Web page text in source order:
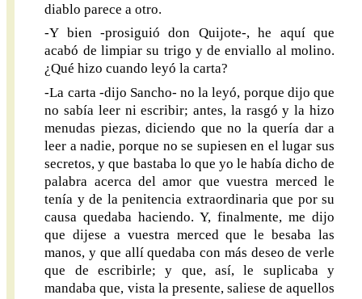
diablo parece a otro.
-Y bien -prosiguió don Quijote-, he aquí que
acabó de limpiar su trigo y de enviallo al molino.
¿Qué hizo cuando leyó la carta?
-La carta -dijo Sancho- no la leyó, porque dijo que
no sabía leer ni escribir; antes, la rasgó y la hizo
menudas piezas, diciendo que no la quería dar a
leer a nadie, porque no se supiesen en el lugar sus
secretos, y que bastaba lo que yo le había dicho de
palabra acerca del amor que vuestra merced le
tenía y de la penitencia extraordinaria que por su
causa quedaba haciendo. Y, finalmente, me dijo
que dijese a vuestra merced que le besaba las
manos, y que allí quedaba con más deseo de verle
que de escribirle; y que, así, le suplicaba y
mandaba que, vista la presente, saliese de aquellos